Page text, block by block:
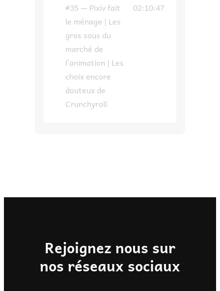
#35 — Pixiv fait
le ménage | Les
gros sous du
marché de
l’animation | Les
choix encore
douteux de
Crunchyroll
02:10:47
Rejoignez nous sur
nos réseaux sociaux